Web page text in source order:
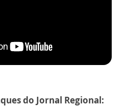
do Jornal Regional: